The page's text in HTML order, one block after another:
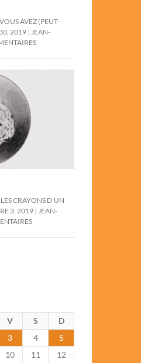
AVEZ (PEUT-
2019 JEAN-
CRAYONS D’UN
3, 2019
JEAN-
V S
D
3 4
5
10 11
12